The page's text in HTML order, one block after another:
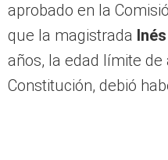
aprobado en la
que la magistrada
años, la edad límite de
Constitución, debió